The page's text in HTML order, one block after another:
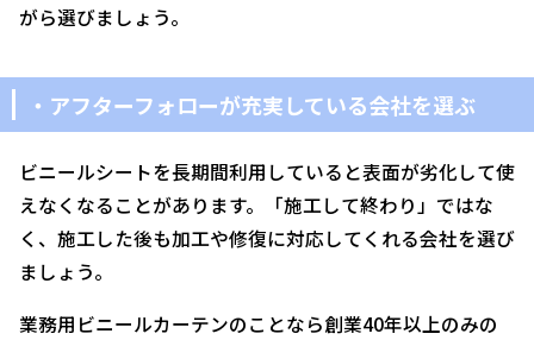
がら選びましょう。
・アフターフォローが充実している会社を選ぶ
ビニールシートを長期間利用していると表面が劣化して使
えなくなることがあります。「施工して終わり」ではな
く、施工した後も加工や修復に対応してくれる会社を選び
ましょう。
業務用ビニールカーテンのことなら創業40年以上のみの